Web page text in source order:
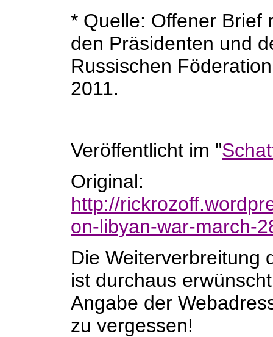
* Quelle: Offener Brief
den Präsidenten und
Russischen
2011.
Veröffentlicht im "
Original:
http://
on-libyan-war-march-
Die Weiterverbreitung
ist durchaus
Angabe der
zu vergessen!